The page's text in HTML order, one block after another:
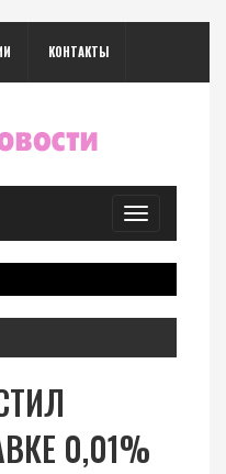
КОНТАКТЫ
Toggle
navigation
0,01%